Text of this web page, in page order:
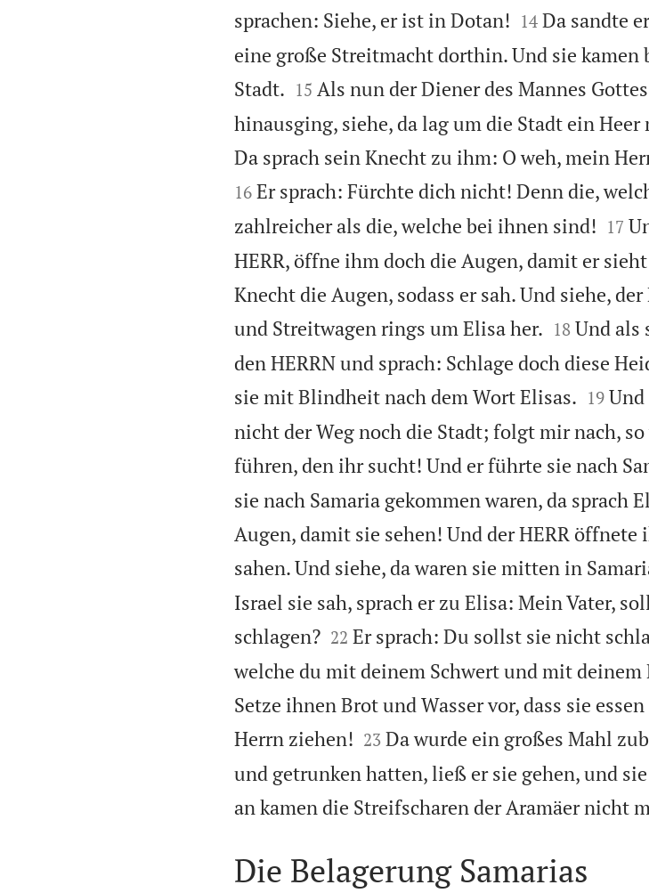
sprachen: Siehe, er ist in Dotan!
14 Da sandte
eine große Streitmacht dorthin. Und sie
Stadt.
15 Als nun der Diener des Mannes
hinausging, siehe, da lag um die Stadt ein
Da sprach sein Knecht zu ihm: O weh, mein
16 Er sprach: Fürchte dich nicht! Denn die,
zahlreicher als die, welche bei ihnen sind!
17
HERR, öffne ihm doch die Augen, damit er
Knecht die Augen, sodass er sah. Und siehe,
und Streitwagen rings um Elisa her.
18 Und als
den HERRN und sprach: Schlage doch diese
sie mit Blindheit nach dem Wort Elisas.
19
nicht der Weg noch die Stadt; folgt mir nach,
führen, den ihr sucht! Und er führte sie nach
sie nach Samaria gekommen waren, da sprach
Augen, damit sie sehen! Und der HERR öffnete
sahen. Und siehe, da waren sie mitten in
Israel sie sah, sprach er zu Elisa: Mein Vater,
schlagen?
22 Er sprach: Du sollst sie nicht
welche du mit deinem Schwert und mit deinem
Setze ihnen Brot und Wasser vor, dass sie
Herrn ziehen!
23 Da wurde ein großes Mahl
und getrunken hatten, ließ er sie gehen, und
an kamen die Streifscharen der Aramäer nicht
Die Belagerung Samarias